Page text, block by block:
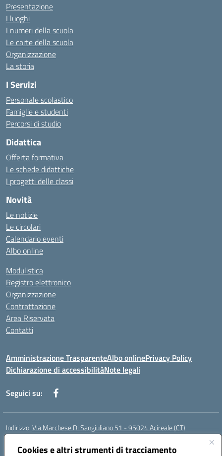
Cookies e altri strumenti di tracciamento
Presentazione
I luoghi
I numeri della scuola
Le carte della scuola
Organizzazione
La storia
I Servizi
Personale scolastico
Famiglie e studenti
Percorsi di studio
Didattica
Offerta formativa
Le schede didattiche
I progetti delle classi
Novità
Le notizie
Le circolari
Calendario eventi
Albo online
Modulistica
Registro elettronico
Organizzazione
Contrattazione
Area Riservata
Contatti
Amministrazione TrasparenteAlbo onlinePrivacy Policy
Dichiarazione di accessibilitàNote legali
Seguici su:
Indirizzo:Via Marchese Di Sangiuliano 51 - 95024 Acireale (CT)
Centralino:
Posta elettronica certificata (PEC):ctic8at00b@pec.istruzione.it